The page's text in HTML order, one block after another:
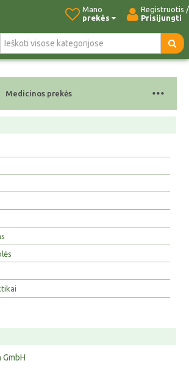
Registruotis /
Prisijungti
Mano
prekės
Pradžia Naujos prekės Kontaktai
Medicinos prekės ...